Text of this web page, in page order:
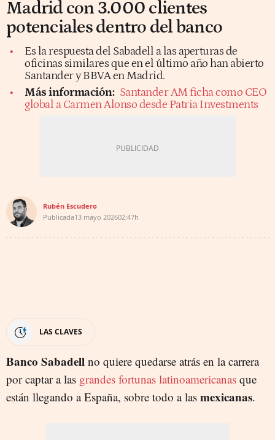
Madrid con 3.000 clientes
potenciales dentro del banco
Es la respuesta del Sabadell a las aperturas de
oficinas similares que en el último año han abierto
Santander y BBVA en Madrid.
Más información: Santander AM ficha como CEO
global a Carmen Alonso desde Patria Investments
Rubén Escudero
Publicada13 mayo 202602:47h
LAS CLAVES
Banco Sabadell no quiere quedarse atrás en la carrera
por captar a las grandes fortunas latinoamericanas que
están llegando a España, sobre todo a las mexicanas.